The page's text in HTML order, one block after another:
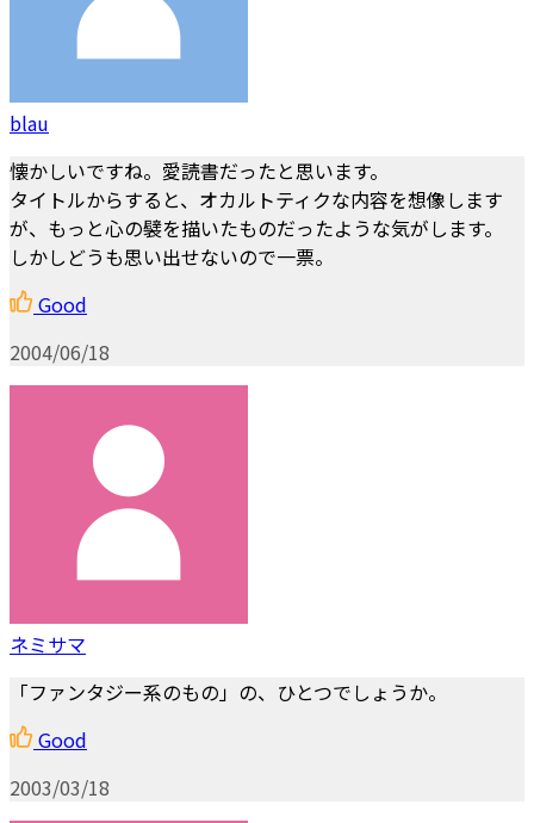
blau
懐かしいですね。愛読書だったと思います。
タイトルからすると、オカルトティクな内容を想像します
が、もっと心の襞を描いたものだったような気がします。
しかしどうも思い出せないので一票。
Good
2004/06/18
ネミサマ
「ファンタジー系のもの」の、ひとつでしょうか。
Good
2003/03/18